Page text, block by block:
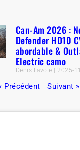
Can-Am 2026 :
Defender HD10
abordable &
Electric camo
Denis Lavoie 2025-
Précédent Suivant »